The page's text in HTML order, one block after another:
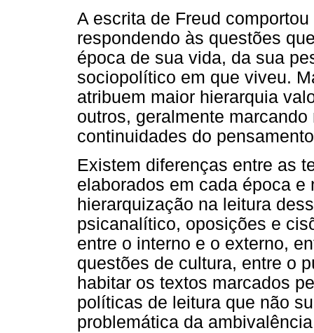
A escrita de Freud
respondendo às questões
época de sua vida, da sua
sociopolítico em que viveu.
atribuem maior hierarquia
outros, geralmente
continuidades do
Existem diferenças entre as
elaborados em cada época
hierarquização na leitura
psicanalítico, oposições e
entre o interno e o externo,
questões de cultura, entre o
habitar os textos marcados
políticas de leitura que não
problemática da